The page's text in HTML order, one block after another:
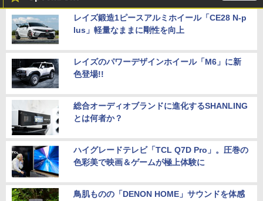
レイズ鍛造1ピースアルミホイール「CE28 N-p
lus」軽量なままに剛性を向上
レイズのパワーデザインホイール「M6」に新
色登場!!
総合オーディオブランドに進化するSHANLING
とは何者か？
ハイグレードテレビ「TCL Q7D Pro」。圧巻の
色彩美で映画＆ゲームが極上体験に
鳥肌ものの「DENON HOME」サウンドを体感